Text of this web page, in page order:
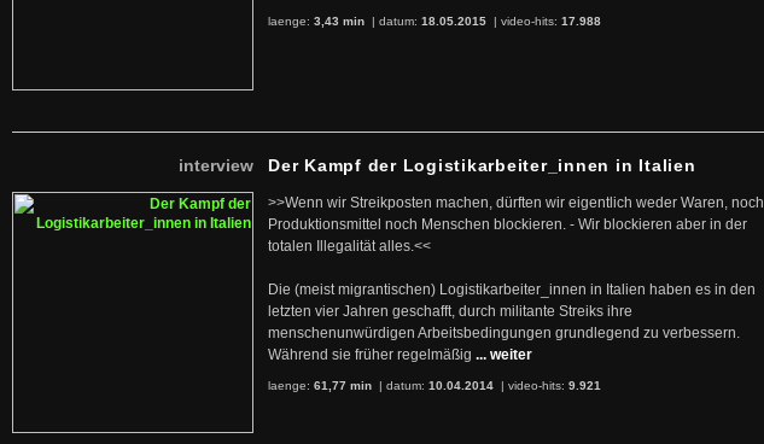
laenge: 3,43 min | datum: 18.05.2015 | video-hits: 17.988
interview Der Kampf der Logistikarbeiter_innen in Italien
>>Wenn wir Streikposten machen, dürften wir eigentlich weder Waren, noch
Produktionsmittel noch Menschen blockieren. - Wir blockieren aber in der
totalen Illegalität alles.<<
Die (meist migrantischen) Logistikarbeiter_innen in Italien haben es in den
letzten vier Jahren geschafft, durch militante Streiks ihre
menschenunwürdigen Arbeitsbedingungen grundlegend zu verbessern.
Während sie früher regelmäßig ... weiter
laenge: 61,77 min | datum: 10.04.2014 | video-hits: 9.921